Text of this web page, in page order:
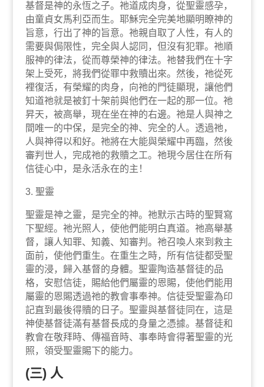
基督是神的永恆之子。祂道成肉身，從聖靈感孕，
由童貞女馬利亞而生。耶穌完全完美地顯明瞭神的
旨意，行出了神的旨意。祂親自取了人性，有人的
需要與侷限性，完全與人認同，但沒有犯罪。祂順
服神的律法，從而尊榮神的律法。祂替我們在十字
架上受死，將我們從罪中救贖出來。然後，祂從死
裡復活，有榮耀的肉身，向祂的門徒顯現，讓他們
知道祂就是被釘十架前與他們在一起的那一位。祂
昇天，被高舉，現在坐在神的右邊。祂是人與神之
間唯一的中保，是完全的神、完全的人。透過祂，
人與神得以和好。祂將在大能與榮耀中再臨，然後
審判世人，完成祂的救贖之工。祂現今居住在所有
信徒心中，是永活永在的主！
3. 聖靈
聖靈是神之靈，是完全的神。祂默示古時的聖賢寫
下聖經。祂光照人，使他們能明白真道。祂高舉基
督，讓人知罪、知義、知審判。祂召喚人來到救主
面前，使他們重生。在重生之時，所有信徒都受聖
靈的浸，歸入基督的身體。聖靈陶造基督徒的品
格，安慰信徒，賜給他們屬靈的恩賜，使他們能用
屬靈的恩賜透過祂的教會事奉神。信徒受聖靈為印
記直到最後得贖的日子。聖靈與基督徒同在，這是
神使基督徒滿有基督長成的身量之憑據。基督徒和
教會在敬拜時、傳福音時、事奉時會得著聖靈的光
照，領受聖靈賜下的能力。
(三) 人